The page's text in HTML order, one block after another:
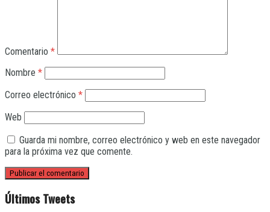
Comentario *
Nombre *
Correo electrónico *
Web
Guarda mi nombre, correo electrónico y web en este navegador
para la próxima vez que comente.
Últimos Tweets